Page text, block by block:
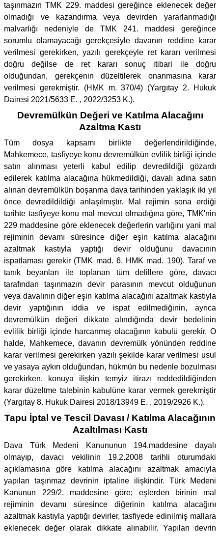
taşınmazın TMK 229. maddesi gereğince eklenecek değer
olmadığı ve kazandırma veya devirden yararlanmadığı
malvarlığı nedeniyle de TMK 241. maddesi gereğince
sorumlu olamayacağı gerekçesiyle davanın reddine karar
verilmesi gerekirken, yazılı gerekçeyle ret kararı verilmesi
doğru değilse de ret kararı sonuç itibari ile doğru
olduğundan, gerekçenin düzeltilerek onanmasına karar
verilmesi gerekmiştir. (HMK m. 370/4) (Yargıtay 2. Hukuk
Dairesi 2021/5633 E. , 2022/3253 K.).
Devremülkün Değeri ve Katılma Alacağını
Azaltma Kastı
Tüm dosya kapsamı birlikte değerlendirildiğinde,
Mahkemece, tasfiyeye konu devremülkün evlilik birliği içinde
satın alınması yeterli kabul edilip devredildiği gözardı
edilerek katılma alacağına hükmedildiği, davalı adına satın
alınan devremülkün boşanma dava tarihinden yaklaşık iki yıl
önce devredildildiği anlaşılmıştır. Mal rejimin sona erdiği
tarihte tasfiyeye konu mal mevcut olmadığına göre, TMK'nin
229 maddesine göre eklenecek değerlerin varlığını yani mal
rejiminin devamı süresince diğer eşin katılma alacağını
azaltmak kastıyla yaptığı devir olduğunu davacının
ispatlaması gerekir (TMK mad. 6, HMK mad. 190). Taraf ve
tanık beyanları ile toplanan tüm delillere göre, davacı
tarafından taşınmazın devir parasının mevcut olduğunun
veya davalının diğer eşin katılma alacağını azaltmak kastıyla
devir yaptığının iddia ve ispat edilmediğinin, ayrıca
devremülkün değeri dikkate alındığında devir bedelinin
evlilik birliği içinde harcanmış olacağının kabulü gerekir. O
halde, Mahkemece, davanın devremülk yönünden reddine
karar verilmesi gerekirken yazılı şekilde karar verilmesi usul
ve yasaya aykırı olduğundan, hükmün bu nedenle bozulması
gerekirken, konuya ilişkin temyiz itirazı reddedildiğinden
karar düzeltme talebinin kabulüne karar vermek gerekmiştir
(Yargıtay 8. Hukuk Dairesi 2018/13949 E. , 2019/2926 K.).
Tapu İptal ve Tescil Davası / Katılma Alacağının
Azaltılması Kastı
Dava Türk Medeni Kanununun 194.maddesine dayalı
olmayıp, davacı vekilinin 19.2.2008 tarihli oturumdaki
açıklamasına göre katılma alacağını azaltmak amacıyla
yapılan taşınmaz devrinin iptaline ilişkindir. Türk Medeni
Kanunun 229/2. maddesine göre; eşlerden birinin mal
rejiminin devamı süresince diğerinin katılma alacağını
azaltmak kastıyla yaptığı devirler, tasfiyede edinilmiş mallara
eklenecek değer olarak dikkate alınabilir. Yapılan devrin